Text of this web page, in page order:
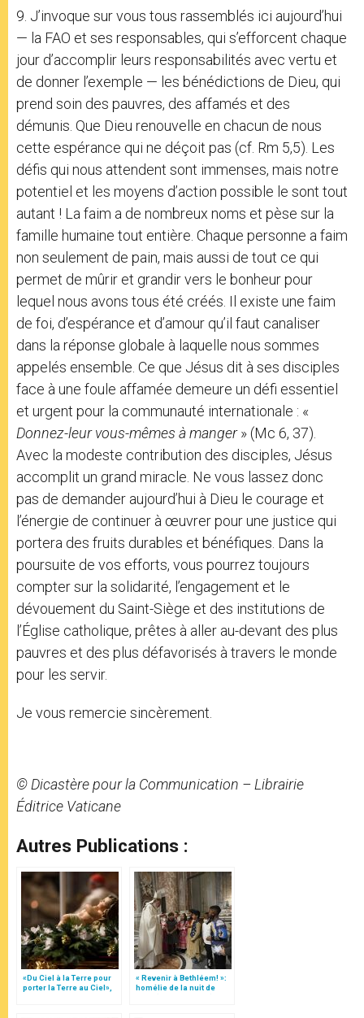
9. J’invoque sur vous tous rassemblés ici aujourd’hui
— la FAO et ses responsables, qui s’efforcent chaque
jour d’accomplir leurs responsabilités avec vertu et
de donner l’exemple — les bénédictions de Dieu, qui
prend soin des pauvres, des affamés et des
démunis. Que Dieu renouvelle en chacun de nous
cette espérance qui ne déçoit pas (cf. Rm 5,5). Les
défis qui nous attendent sont immenses, mais notre
potentiel et les moyens d’action possible le sont tout
autant ! La faim a de nombreux noms et pèse sur la
famille humaine tout entière. Chaque personne a faim
non seulement de pain, mais aussi de tout ce qui
permet de mûrir et grandir vers le bonheur pour
lequel nous avons tous été créés. Il existe une faim
de foi, d’espérance et d’amour qu’il faut canaliser
dans la réponse globale à laquelle nous sommes
appelés ensemble. Ce que Jésus dit à ses disciples
face à une foule affamée demeure un défi essentiel
et urgent pour la communauté internationale : «
Donnez-leur vous-mêmes à manger» (Mc 6, 37).
Avec la modeste contribution des disciples, Jésus
accomplit un grand miracle. Ne vous lassez donc
pas de demander aujourd’hui à Dieu le courage et
l’énergie de continuer à œuvrer pour une justice qui
portera des fruits durables et bénéfiques. Dans la
poursuite de vos efforts, vous pourrez toujours
compter sur la solidarité, l’engagement et le
dévouement du Saint-Siège et des institutions de
l’Église catholique, prêtes à aller au-devant des plus
pauvres et des plus défavorisés à travers le monde
pour les servir.
Je vous remercie sincèrement.
© Dicastère pour la Communication – Librairie
Éditrice Vaticane
Autres Publications :
«Du Ciel à la Terre pour
porter la Terre au Ciel»,
« Revenir à Bethléem! »:
homélie de la nuit de
Noël (texte complet)